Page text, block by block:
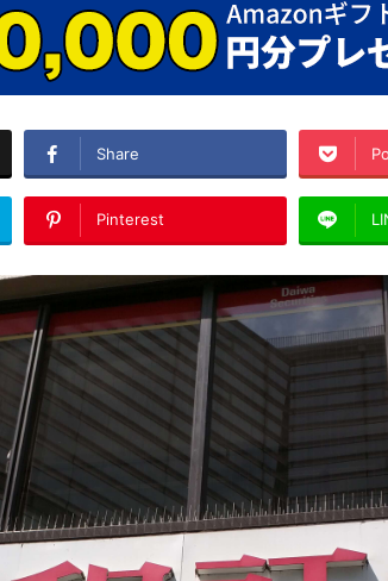
Share
Pinterest